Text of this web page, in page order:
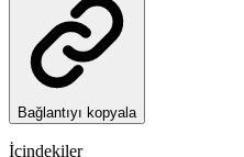
Bağlantıyı kopyala
İçindekiler